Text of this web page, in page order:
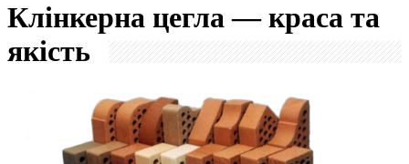
Клінкерна цегла — краса та
якість